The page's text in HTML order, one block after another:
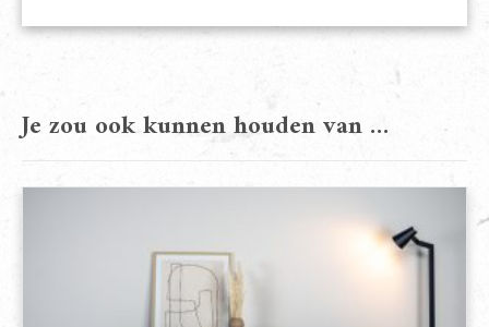
Je zou ook kunnen houden van …